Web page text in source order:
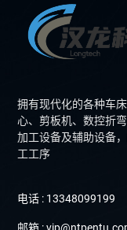
拥有现代化的各种车
心、剪板机、数控折
加工设备及辅助设备
工工序
电话 : 13348099199
邮箱 :